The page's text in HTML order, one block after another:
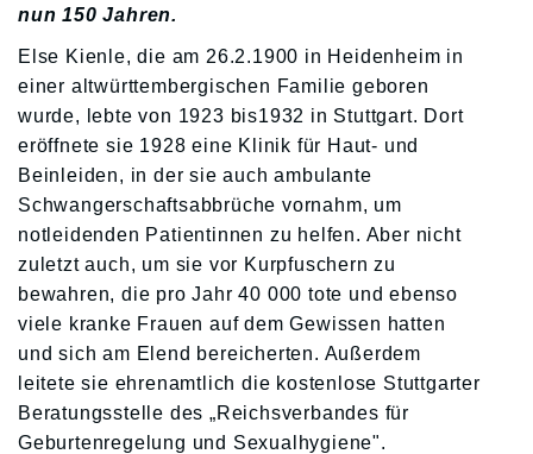
nun 150 Jahren.
Else Kienle, die am 26.2.1900 in Heidenheim in
einer altwürttembergischen Familie geboren
wurde, lebte von 1923 bis1932 in Stuttgart. Dort
eröffnete sie 1928 eine Klinik für Haut- und
Beinleiden, in der sie auch ambulante
Schwangerschaftsabbrüche vornahm, um
notleidenden Patientinnen zu helfen. Aber nicht
zuletzt auch, um sie vor Kurpfuschern zu
bewahren, die pro Jahr 40 000 tote und ebenso
viele kranke Frauen auf dem Gewissen hatten
und sich am Elend bereicherten. Außerdem
leitete sie ehrenamtlich die kostenlose Stuttgarter
Beratungsstelle des „Reichsverbandes für
Geburtenregelung und Sexualhygiene".